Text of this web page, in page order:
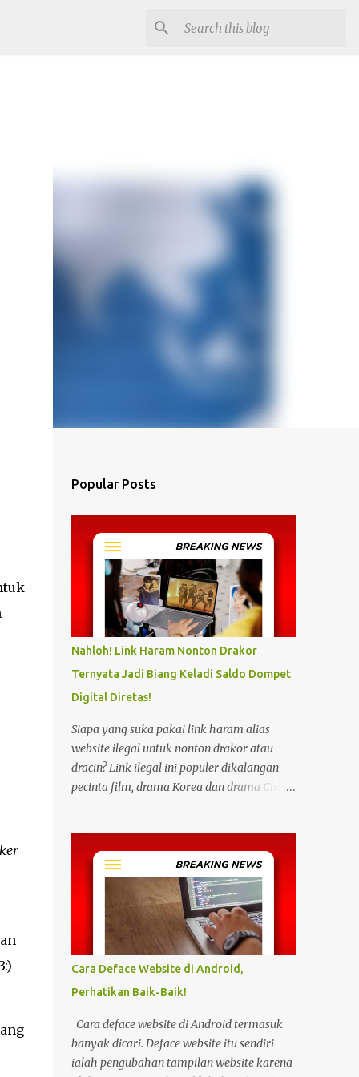
Popular Posts
Nahloh! Link Haram Nonton Drakor
Ternyata Jadi Biang Keladi Saldo Dompet
Digital Diretas!
Siapa yang suka pakai link haram alias
website ilegal untuk nonton drakor atau
dracin? Link ilegal ini populer dikalangan
pecinta film, drama Korea dan drama China
link ilegal ini juga mengunggah episode
baru dengan kecepatan yang sama dengan
link legal berbayar. Namun kebiasaan
tersebut sepertinya harus dihentikan
sekarang juga. Pasalnya menonton film,
konser, drama, atau apapun itu di situs tidak
resmi disebut bisa menjadi jalan masuk
peretasan pada perangkat elektronik.
Pengalaman ini dibagikan oleh pengguna
media sosial X, @kdrama_menfess pada
Selasa (23/2/2024) siang. Dalam
unggahannya, terlihat perangkat laptop
Cara Deface Website di Android,
Perhatikan Baik-Baik!
Cara deface website di Android termasuk
banyak dicari. Deface website itu sendiri
ialah pengubahan tampilan website karena